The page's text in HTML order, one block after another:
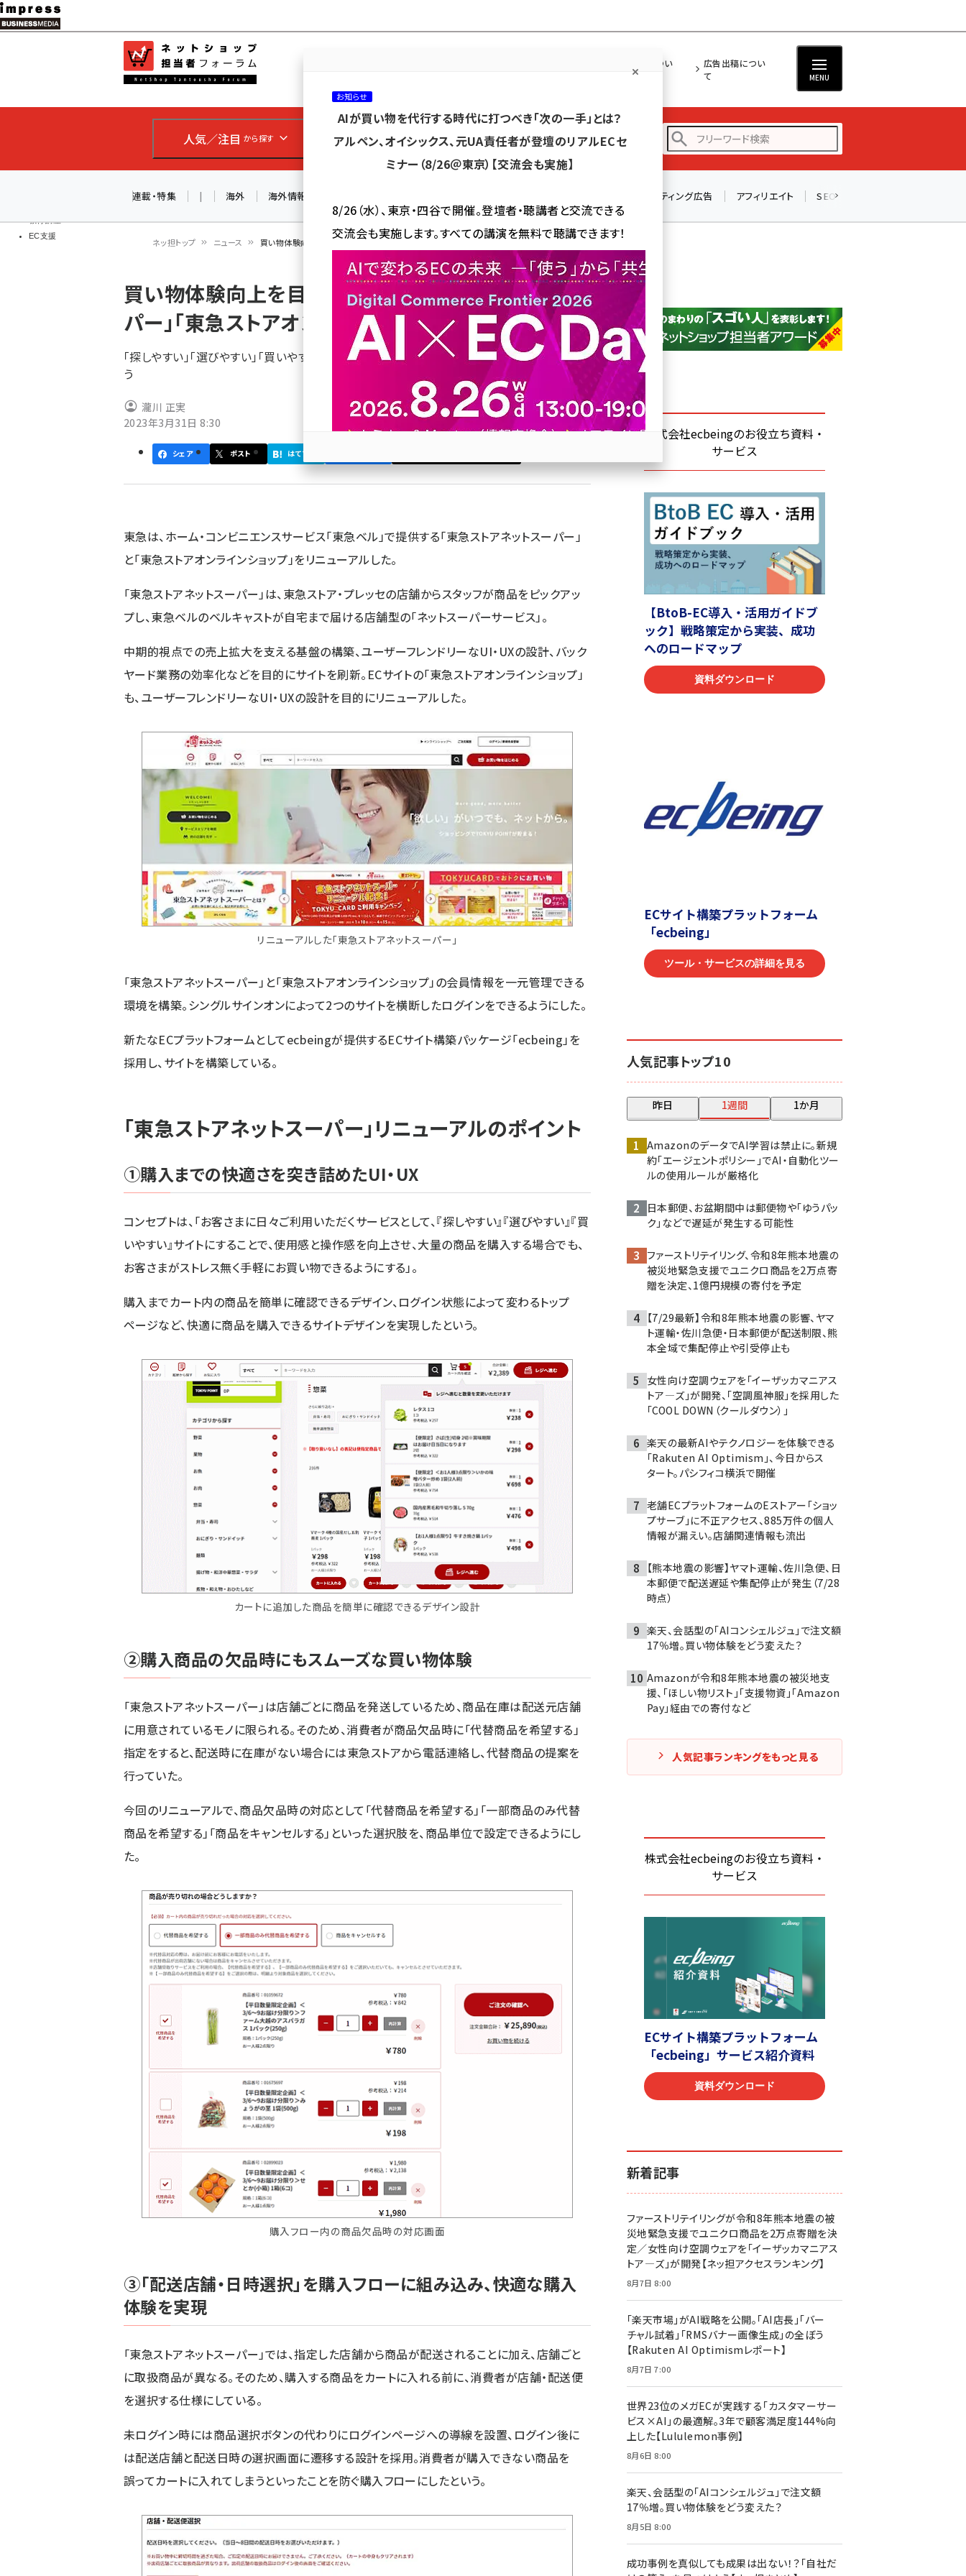
メ
イ
ン
ツ
移
教育講座
EC支援
ネッ担につい
広告出稿につい
て
MENU
人気／注目 から探す カテゴリ／種別 から探す セミナー／イベント から探す
アスクル (1122)
base (1081)
連載・特集 | 海外 海外情報 リスティング広告 アフィリエイト SEO
ン
く
ず
ネッ担トップ ニュース 買い物体験向上を目的に「東急ストアネットスーパー」「東急ストアオンラインショップ」を刷新
買い物体験向上を目的に「東急ストアネットスー
パー」「東急ストアオンラインショップ」を刷新
「探しやすい」「選びやすい」「買いやすい」というユーザーフレンドリーなUI・UXを実現したとい
う
瀧川 正実
2023年3月31日 8:30
シェア ポスト はてブ
東急は、ホーム・コンビニエンスサービス「東急ベル」で提供する「東急ストアネットスーパー」
と「東急ストアオンラインショップ」をリニューアルした。
「東急ストアネットスーパー」は、東急ストア・プレッセの店舗からスタッフが商品をピックアッ
プし、東急ベルのベルキャストが自宅まで届ける店舗型の「ネットスーパーサービス」。
中期的視点での売上拡大を支える基盤の構築、ユーザーフレンドリーなUI・UXの設計、バック
ヤード業務の効率化などを目的にサイトを刷新。ECサイトの「東急ストアオンラインショップ」
も、ユーザーフレンドリーなUI・UXの設計を目的にリニューアルした。
リニューアルした「東急ストアネットスーパー」
「東急ストアネットスーパー」と「東急ストアオンラインショップ」の会員情報を一元管理できる
環境を構築。シングルサインオンによって2つのサイトを横断したログインをできるようにした。
新たなECプラットフォームとしてecbeingが提供するECサイト構築パッケージ「ecbeing」を
採用し、サイトを構築している。
「東急ストアネットスーパー」リニューアルのポイント
①購入までの快適さを突き詰めたUI・UX
コンセプトは、「お客さまに日々ご利用いただくサービスとして、『探しやすい』『選びやすい』『買
いやすい』サイトにすることで、使用感と操作感を向上させ、大量の商品を購入する場合でも、
お客さまがストレス無く手軽にお買い物できるようにする」。
購入までカート内の商品を簡単に確認できるデザイン、ログイン状態によって変わるトップ
ページなど、快適に商品を購入できるサイトデザインを実現したという。
カートに追加した商品を簡単に確認できるデザイン設計
②購入商品の欠品時にもスムーズな買い物体験
「東急ストアネットスーパー」は店舗ごとに商品を発送しているため、商品在庫は配送元店舗
に用意されているモノに限られる。そのため、消費者が商品欠品時に「代替商品を希望する」
指定をすると、配送時に在庫がない場合には東急ストアから電話連絡し、代替商品の提案を
行っていた。
今回のリニューアルで、商品欠品時の対応として「代替商品を希望する」「一部商品のみ代替
商品を希望する」「商品をキャンセルする」といった選択肢を、商品単位で設定できるようにし
た。
購入フロー内の商品欠品時の対応画面
③「配送店舗・日時選択」を購入フローに組み込み、快適な購入
体験を実現
「東急ストアネットスーパー」では、指定した店舗から商品が配送されることに加え、店舗ごと
に取扱商品が異なる。そのため、購入する商品をカートに入れる前に、消費者が店舗・配送便
を選択する仕様にしている。
未ログイン時には商品選択ボタンの代わりにログインページへの導線を設置、ログイン後に
は配送店舗と配送日時の選択画面に遷移する設計を採用。消費者が購入できない商品を
誤ってカートに入れてしまうといったことを防ぐ購入フローにしたという。
人気記事トップ10
昨日 1週間 1か月
AmazonのデータでAI学習は禁止に。新規
約「エージェントポリシー」でAI・自動化ツー
ルの使用ルールが厳格化
日本郵便、お盆期間中は郵便物や「ゆうパッ
ク」などで遅延が発生する可能性
ファーストリテイリング、令和8年熊本地震の
被災地緊急支援でユニクロ商品を2万点寄
贈を決定、1億円規模の寄付を予定
【7/29最新】令和8年熊本地震の影響、ヤマ
ト運輸・佐川急便・日本郵便が配送制限、熊
本全域で集配停止や引受停止も
女性向け空調ウェアを「イーザッカマニアス
トア―ズ」が開発、「空調風神服」を採用した
「COOL DOWN（クールダウン）」
楽天の最新AIやテクノロジーを体験できる
「Rakuten AI Optimism」、今日からス
タート。パシフィコ横浜で開催
老舗ECプラットフォームのEストアー「ショッ
プサーブ」に不正アクセス、885万件の個人
情報が漏えい。店舗関連情報も流出
【熊本地震の影響】ヤマト運輸、佐川急便、日
本郵便で配送遅延や集配停止が発生（7/28
時点）
楽天、会話型の「AIコンシェルジュ」で注文額
17％増。買い物体験をどう変えた？
Amazonが令和8年熊本地震の被災地支
援、「ほしい物リスト」「支援物資」「Amazon
Pay」経由での寄付など
人気記事ランキングをもっと見る
新着記事
ファーストリテイリングが令和8年熊本地震の被
災地緊急支援でユニクロ商品を2万点寄贈を決
定／女性向け空調ウェアを「イーザッカマニアス
トア―ズ」が開発【ネッ担アクセスランキング】
8月7日 8:00
「楽天市場」がAI戦略を公開。「AI店長」「バー
チャル試着」「RMSバナー画像生成」の全ぼう
【Rakuten AI Optimismレポート】
8月7日 7:00
世界23位のメガECが実践する「カスタマーサー
ビス×AI」の最適解。3年で顧客満足度144%向
上した【Lululemon事例】
8月6日 8:00
楽天、会話型の「AIコンシェルジュ」で注文額
17％増。買い物体験をどう変えた？
8月5日 8:00
成功事例を真似しても成果は出ない！？「自社だ
お知らせ
AIが買い物を代行する時代に打つべき「次の一手」とは？
アルペン、オイシックス、元UA責任者が登壇のリアルECセ
ミナー（8/26＠東京）【交流会も実施】
8/26（水）、東京・四谷で開催。登壇者・聴講者と交流できる
交流会も実施します。すべての講演を無料で聴講できます！